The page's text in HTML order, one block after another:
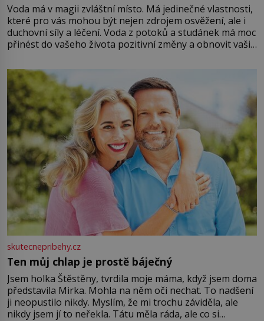
Voda má v magii zvláštní místo. Má jedinečné vlastnosti,
které pro vás mohou být nejen zdrojem osvěžení, ale i
duchovní síly a léčení. Voda z potoků a studánek má moc
přinést do vašeho života pozitivní změny a obnovit vaši
můžete obohatit své rituály a přinést do svého života
větší harmonii a klid. Je důležité
skutecnepribehy.cz
Ten můj chlap je prostě báječný
Jsem holka Štěstěny, tvrdila moje máma, když jsem doma
představila Mirka. Mohla na něm oči nechat. To nadšení
ji neopustilo nikdy. Myslím, že mi trochu záviděla, ale
nikdy jsem jí to neřekla. Tátu měla ráda, ale co si